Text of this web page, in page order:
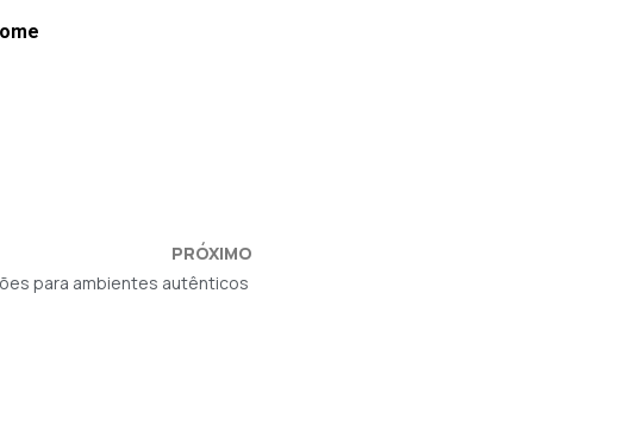
PRÓXIMO
para ambientes autênticos